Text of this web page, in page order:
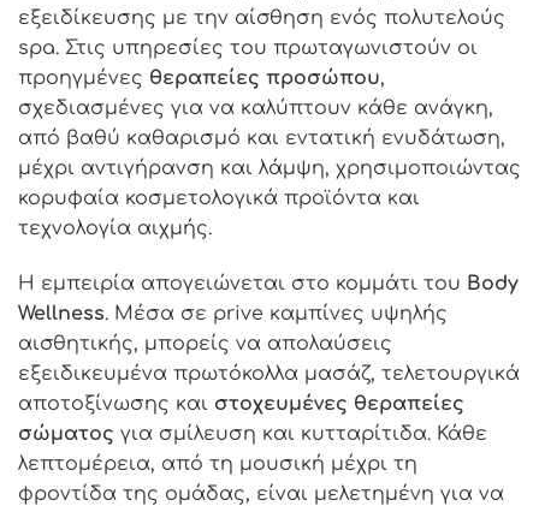
εξειδίκευσης με την αίσθηση ενός πολυτελούς
spa. Στις υπηρεσίες του πρωταγωνιστούν οι
προηγμένες θεραπείες προσώπου,
σχεδιασμένες για να καλύπτουν κάθε ανάγκη,
από βαθύ καθαρισμό και εντατική ενυδάτωση,
μέχρι αντιγήρανση και λάμψη, χρησιμοποιώντας
κορυφαία κοσμετολογικά προϊόντα και
τεχνολογία αιχμής.
Η εμπειρία απογειώνεται στο κομμάτι του Body
Wellness. Μέσα σε prive καμπίνες υψηλής
αισθητικής, μπορείς να απολαύσεις
εξειδικευμένα πρωτόκολλα μασάζ, τελετουργικά
αποτοξίνωσης και στοχευμένες θεραπείες
σώματος για σμίλευση και κυτταρίτιδα. Κάθε
λεπτομέρεια, από τη μουσική μέχρι τη
φροντίδα της ομάδας, είναι μελετημένη για να